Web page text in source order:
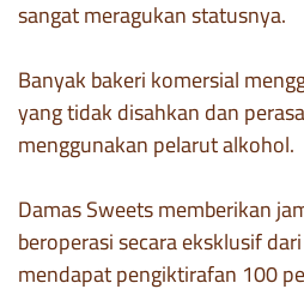
sangat meragukan statusnya.
Banyak bakeri komersial
yang tidak disahkan dan
menggunakan pelarut alkohol.
Damas Sweets memberikan
beroperasi secara eksklusif
mendapat pengiktirafan 100